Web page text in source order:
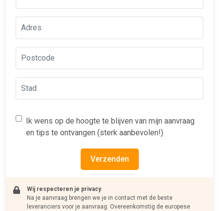
Ik wens op de hoogte te blijven van mijn aanvraag
en tips te ontvangen (sterk aanbevolen!)
Verzenden
Wij respecteren je privacy
Na je aanvraag brengen we je in contact met de beste
leveranciers voor je aanvraag. Overeenkomstig de europese